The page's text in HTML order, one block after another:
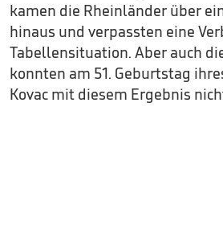
kamen die Rheinländer über
hinaus und verpassten eine
Tabellensituation. Aber auch
konnten am 51. Geburtstag
Kovac mit diesem Ergebnis